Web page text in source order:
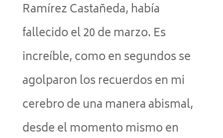
Ramírez Castañeda, había
fallecido el 20 de marzo. Es
increíble, como en segundos se
agolparon los recuerdos en mi
cerebro de una manera abismal,
desde el momento mismo en